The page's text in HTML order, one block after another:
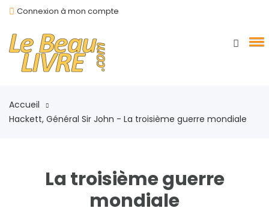
Connexion à mon compte
Accueil
Hackett, Général Sir John - La troisième guerre mondiale
La troisième guerre
mondiale